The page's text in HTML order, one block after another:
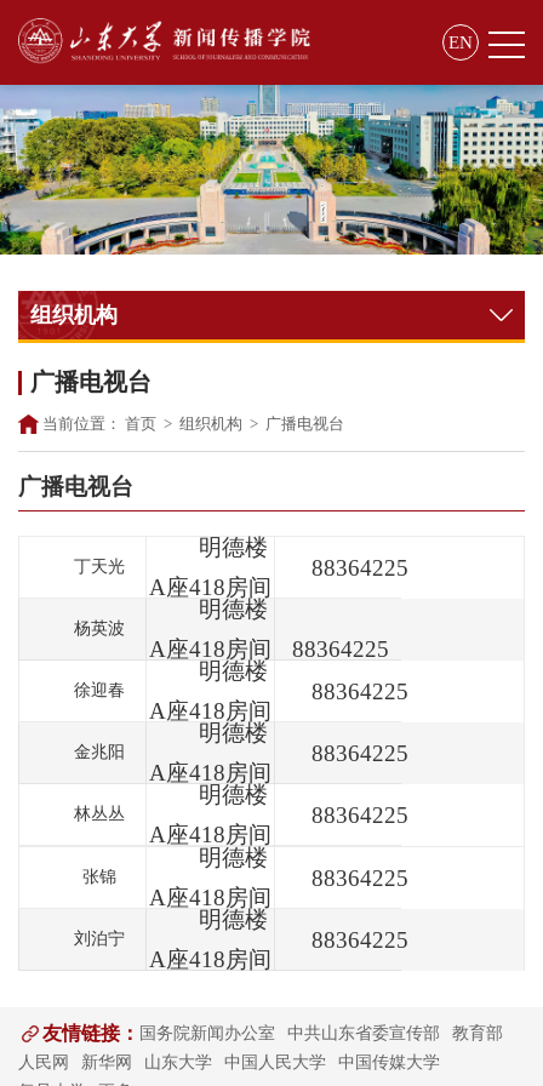
EN
组织机构
广播电视台
当前位置： 首页 > 组织机构 > 广播电视台
广播电视台
丁天光
明德楼
A座418房间
88364225
杨英波
明德楼
A座418房间
88364225
徐迎春
明德楼
A座418房间
88364225
金兆阳
明德楼
A座418房间
88364225
林丛丛
明德楼
A座418房间
88364225
张锦
明德楼
A座418房间
88364225
刘泊宁
明德楼
A座418房间
88364225
友情链接： 国务院新闻办公室 中共山东省委宣传部
教育部
人民网
新华网 山东大学 中国人民大学
中国传媒大学